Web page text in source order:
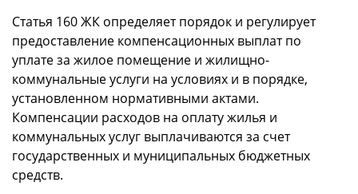
Статья 160 ЖК определяет порядок и регулирует
предоставление компенсационных выплат по
уплате за жилое помещение и жилищно-
коммунальные услуги на условиях и в порядке,
установленном нормативными актами.
Компенсации расходов на оплату жилья и
коммунальных услуг выплачиваются за счет
государственных и муниципальных бюджетных
средств.